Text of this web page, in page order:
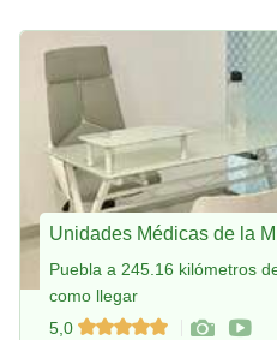
Unidades Médicas de la
Puebla a 245.16 kilómetros
como llegar
5,0